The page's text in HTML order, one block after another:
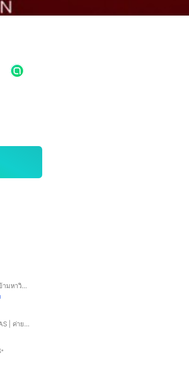
กลุ่มนี้จัดขึ้นเพื่อพูดคุยเกี่ยวกับการเข้ามหาวิทยาลัย สามารถแลกเปลี่ยนข้อมูลและความรู้ได้เลยค่ะ #dek70 #dek71 #dek72 #เด็กซิ่ว
ศูนย์รวมทุกข่าวสารการศึกษา : TCAS | ค่าย | OpenHouse